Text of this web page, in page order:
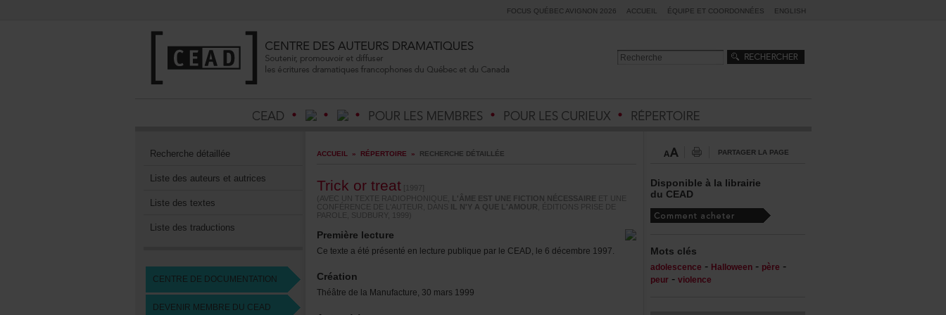
FOCUSQUÉBECAVIGNON2026 ACCUEIL ÉQUIPEETCOORDONNÉES ENGLISH
Recherchedétaillée
Listedesauteursetautrices
Listedestextes
Listedestraductions
CENTREDEDOCUMENTATION
DEVENIRMEMBREDUCEAD
ACCUEIL » RÉPERTOIRE » RECHERCHEDÉTAILLÉE
Trickortreat[1997]
(AVECUNTEXTERADIOPHONIQUE,
L'ÂMEESTUNEFICTIONNÉCESSAIRE ETUNE
CONFÉRENCEDEL'AUTEUR,DANS ILN'YAQUEL'AMOUR ,ÉDITIONSPRISEDE
PAROLE,SUDBURY,1999)
Premièrelecture
CetexteaétéprésentéenlecturepubliqueparleCEAD,le6décembre1997.
Création
ThéâtredelaManufacture,30mars1999
PARTAGERLAPAGE
Disponibleàlalibrairie
duCEAD
Motsclés
adolescence - Halloween- père -
peur- violence